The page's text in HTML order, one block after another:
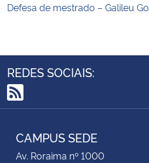
Defesa de mestrado – Galileu
REDES SOCIAIS:
RSS
CAMPUS SEDE
Av. Roraima nº 1000